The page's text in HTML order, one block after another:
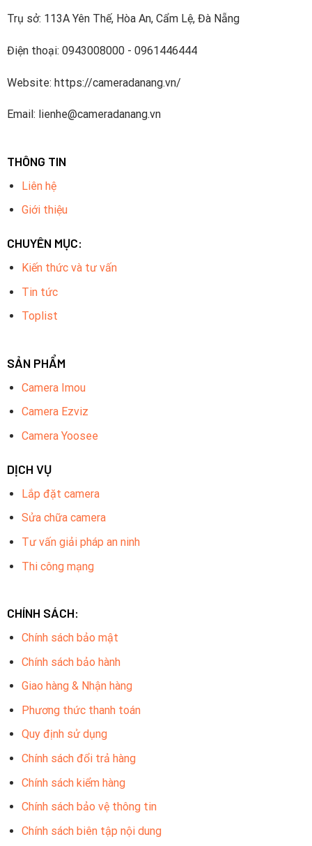
Trụ sở: 113A Yên Thế, Hòa An, Cẩm Lệ, Đà Nẵng
Điện thoại: 0943008000 - 0961446444
Website: https://cameradanang.vn/
Email: lienhe@cameradanang.vn
THÔNG TIN
Liên hệ
Giới thiệu
CHUYÊN MỤC:
Kiến thức và tư vấn
Tin tức
Toplist
SẢN PHẨM
Camera Imou
Camera Ezviz
Camera Yoosee
DỊCH VỤ
Lắp đặt camera
Sửa chữa camera
Tư vấn giải pháp an ninh
Thi công mạng
CHÍNH SÁCH:
Chính sách bảo mật
Chính sách bảo hành
Giao hàng & Nhận hàng
Phương thức thanh toán
Quy định sử dụng
Chính sách đổi trả hàng
Chính sách kiểm hàng
Chính sách bảo vệ thông tin
Chính sách biên tập nội dung